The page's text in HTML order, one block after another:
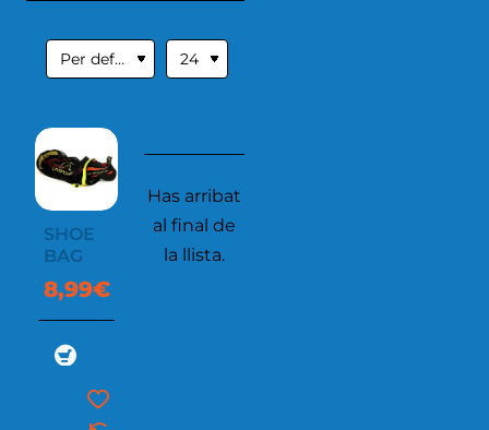
SHOE
BAG
8,99€
Has arribat
al final de
la llista.